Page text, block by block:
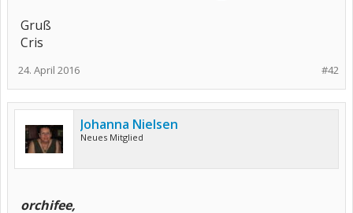
Gruß
Cris
#42
24. April 2016
Johanna Nielsen
Neues Mitglied
orchifee,